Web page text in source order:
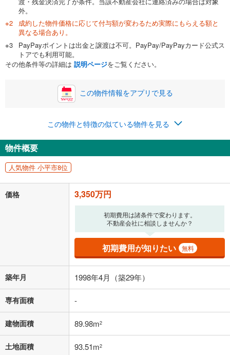
0万円 3,350万円
自己資金から住宅購入にかけられる金額を入力してくださ
い。一般的には物件価格の2割までが目安です。
閉じる
ボーナス
万円
0円
ナス時の増額分（1回分）を入力してください。
ボーナス払いの限度額は金融機関によって異なります。
閉じる
月々の返済額
る値は、実際の金融機関等における貸出金利とは何ら関係がなく、実際
の金融機関等における貸出金利を何ら保証するものではありません。返
済方法「元利均等返済」にて算出しております。入力された金利を35年
適用した場合の計算結果を表示しています。
その他月額費用や、初期費用がかかります。ご注意ください。実際にお
借り入れの際は各金融機関等に、必ずご自身でご確認をお願いいたしま
条件によってお借り入れができないことがあります。
不動産会社に購入相談をする 無料
外。
成約した物件価格に応じて付与額が変わるため実際にもらえる額と
異なる場合あり。
PayPayポイントは出金と譲渡は不可。PayPay/PayPayカード公式ス
トアでも利用可能。
その他条件等の詳細は 説明ページをご覧ください。
この物件情報をアプリで見る
この物件と特徴の似ている物件を見る
物件概要
人気物件 小平市8位
価格 3,350万円
初期費用は諸条件で変わります。
不動産会社に相談しませんか？
初期費用が知りたい 無料
築年月 1998年4月（築29年）
専有面積 -
建物面積 89.98m2
土地面積 93.51m2